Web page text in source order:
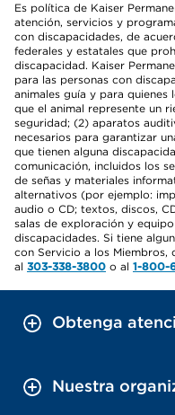
Es política de Kaiser
atención, servicios y
con discapacidades, de
federales y estatales que
discapacidad. Kaiser
para las personas con
animales guía y para quienes
que el animal represente un
seguridad; (2) aparatos
necesarios para garantizar
que tienen alguna
comunicación, incluidos los
de señas y materiales
alternativos (por ejemplo:
audio o CD; textos, discos,
salas de exploración y
discapacidades. Si tiene
con Servicio a los Miembros,
al 303-338-3800 o al 1-800-
Obtenga
Nuestra